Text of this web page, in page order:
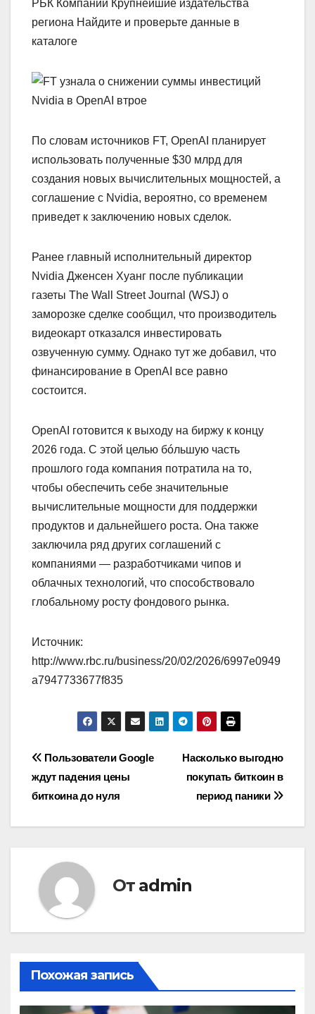
РБК Компании Крупнейшие издательства
региона Найдите и проверьте данные в
каталоге
По словам источников FT, OpenAI планирует
использовать полученные $30 млрд для
создания новых вычислительных мощностей, а
соглашение с Nvidia, вероятно, со временем
приведет к заключению новых сделок.
Ранее главный исполнительный директор
Nvidia Дженсен Хуанг после публикации
газеты The Wall Street Journal (WSJ) о
заморозке сделке сообщил, что производитель
видеокарт отказался инвестировать
озвученную сумму. Однако тут же добавил, что
финансирование в OpenAI все равно
состоится.
OpenAI готовится к выходу на биржу к концу
2026 года. С этой целью бóльшую часть
прошлого года компания потратила на то,
чтобы обеспечить себе значительные
вычислительные мощности для поддержки
продуктов и дальнейшего роста. Она также
заключила ряд других соглашений с
компаниями — разработчиками чипов и
облачных технологий, что способствовало
глобальному росту фондового рынка.
Источник:
http://www.rbc.ru/business/20/02/2026/6997e0949
a7947733677f835
Навигация
по
записям
Насколько выгодно
покупать биткоин в
период паники
Пользователи Google
ждут падения цены
биткоина до нуля
От admin
Похожая запись